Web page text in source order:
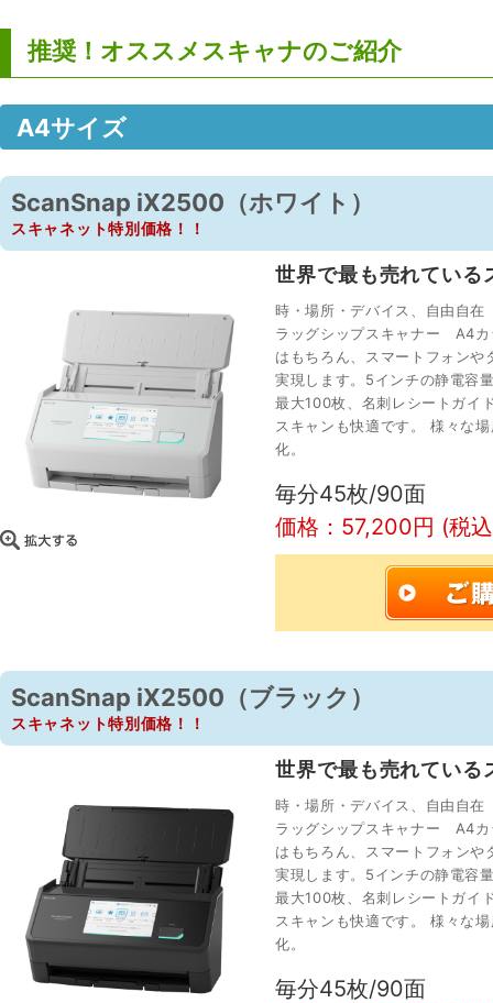
推奨！オススメスキャナのご紹介
A4サイズ
ScanSnap iX2500（ホワイト）
スキャネット特別価格！！
世界で最も売れている
時・場所・デバイス、自由自
ラッグシップスキャナー A4
はもちろん、スマートフォン
実現します。5インチの静電容
最大100枚、名刺レシートガイ
スキャンも快適です。 様々な
化。
毎分45枚/90面
価格：57,200円 (税
ScanSnap iX2500（ブラック）
スキャネット特別価格！！
世界で最も売れている
時・場所・デバイス、自由自
ラッグシップスキャナー A4
はもちろん、スマートフォン
実現します。5インチの静電容
最大100枚、名刺レシートガイ
スキャンも快適です。 様々な
化。
毎分45枚/90面